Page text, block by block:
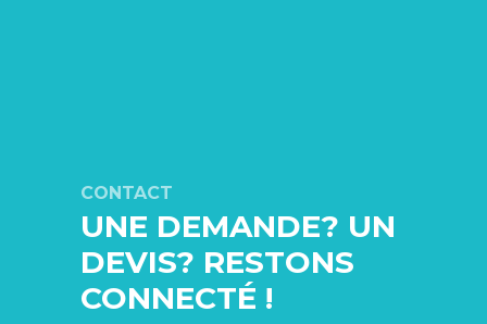
CONTACT
UNE DEMANDE? UN
DEVIS? RESTONS
CONNECTÉ !